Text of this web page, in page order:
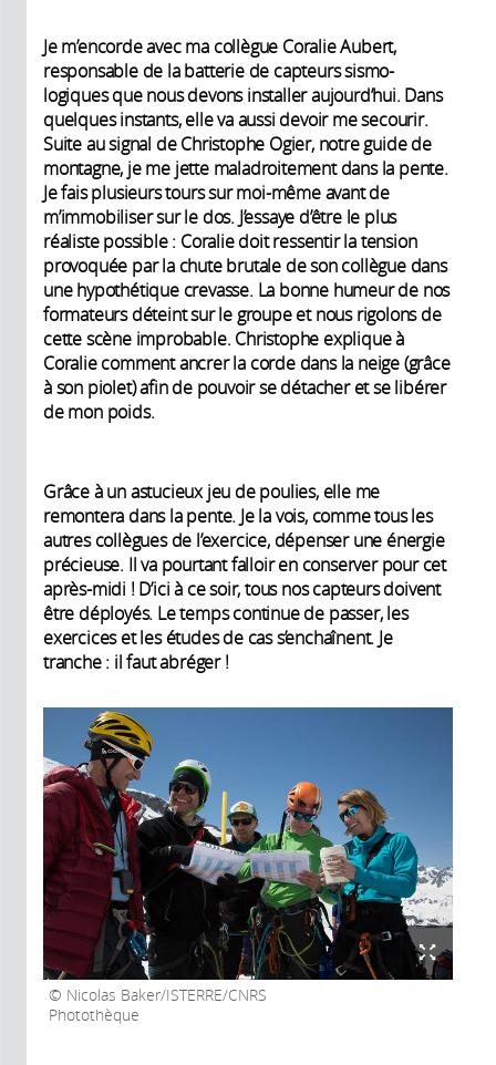
Je m’encorde avec ma collègue Coralie Aubert,
responsable de la batterie de capteurs sismo-
logiques que nous devons installer aujourd’hui. Dans
quelques instants, elle va aussi devoir me secourir.
Suite au signal de Christophe Ogier, notre guide de
montagne, je me jette maladroitement dans la pente.
Je fais plusieurs tours sur moi-même avant de
m’immobiliser sur le dos. J’essaye d’être le plus
réaliste possible : Coralie doit ressentir la tension
provoquée par la chute brutale de son collègue dans
une hypothétique crevasse. La bonne humeur de nos
formateurs déteint sur le groupe et nous rigolons de
cette scène improbable. Christophe explique à
Coralie comment ancrer la corde dans la neige (grâce
à son piolet) afin de pouvoir se détacher et se libérer
de mon poids.
Grâce à un astucieux jeu de poulies, elle me
remontera dans la pente. Je la vois, comme tous les
autres collègues de l’exercice, dépenser une énergie
précieuse. Il va pourtant falloir en conserver pour cet
après-midi ! D’ici à ce soir, tous nos capteurs doivent
être déployés. Le temps continue de passer, les
exercices et les études de cas s’enchaînent. Je
tranche : il faut abréger !
Nicolas Baker/ISTERRE/CNRS
Photothèque